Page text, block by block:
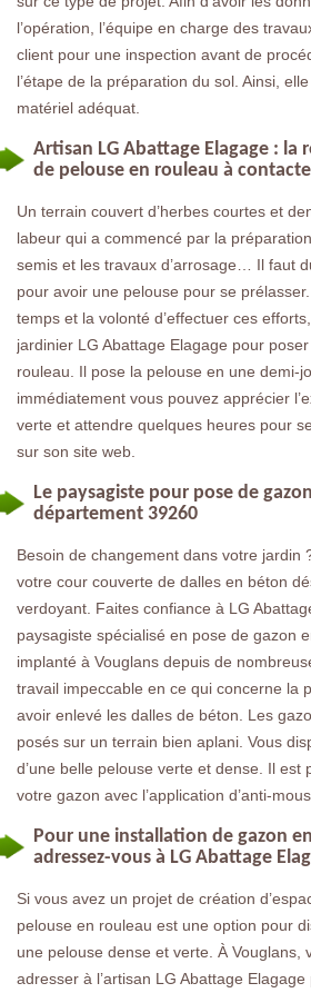
l’opération, l’équipe en charge des
client pour une inspection avant de
l’étape de la préparation du sol. Ainsi,
matériel adéquat.
Artisan LG Abattage Elagage : la
de pelouse en rouleau à
Un terrain couvert d’herbes courtes et
labeur qui a commencé par la
semis et les travaux d’arrosage… Il faut
pour avoir une pelouse pour se
temps et la volonté d’effectuer ces
jardinier LG Abattage Elagage pour
rouleau. Il pose la pelouse en une demi-
immédiatement vous pouvez apprécier
verte et attendre quelques heures pour
sur son site web.
Le paysagiste pour pose de
département 39260
Besoin de changement dans votre jardin
votre cour couverte de dalles en béton
verdoyant. Faites confiance à LG
paysagiste spécialisé en pose de gazon
implanté à Vouglans depuis de
travail impeccable en ce qui concerne la
avoir enlevé les dalles de béton. Les
posés sur un terrain bien aplani. Vous
d’une belle pelouse verte et dense. Il est
votre gazon avec l’application d’anti-
Pour une installation de gazon
adressez-vous à LG Abattage
Si vous avez un projet de création
pelouse en rouleau est une option pour
une pelouse dense et verte. À Vouglans,
adresser à l’artisan LG Abattage